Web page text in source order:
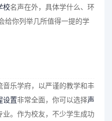
校名声在外，具体学什么、环
给你列举几所值得一提的学
音乐学府，以严谨的教学和丰
设置非常全面，你可以选择声
业。作为校友，不少学生成功